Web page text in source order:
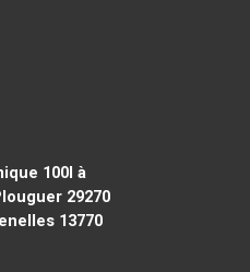
100l à
29270
13770